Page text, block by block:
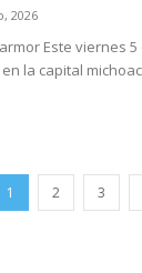
2026
Este viernes
la capital
1 2 3